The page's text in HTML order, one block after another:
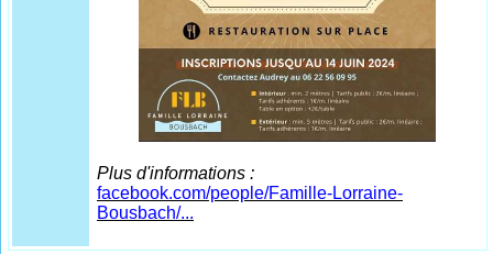
Plus d'informations :
facebook.com/people/Famille-Lorraine-
Bousbach/...